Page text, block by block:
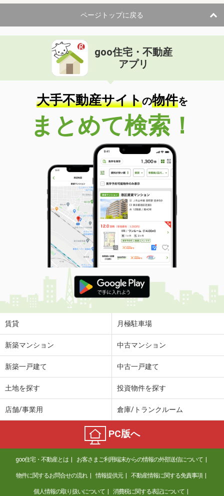
専有面積 23.04m²
間取り
ワンルーム
埼玉県さいたま市北区本郷町
価 格
住 所
埼玉県さいたま市北区本郷町
専有面積 62.1m²
間取り
2LDK
埼玉県所沢市和ケ原３
価 格
8.30万円
埼玉県所沢市和ケ原３
26.5m²
間取り
ワンルーム
埼玉県さいたま市北区本郷町
価 格
9.70万円
住 所
埼玉県さいたま市北区本郷町
専有面積 62.1m²
間取り
2LDK
埼玉県越谷市大字大林
価 格
7.90万円
住 所
埼玉県越谷市大字大林
専有面積
埼玉県さいたま市南区太田窪５丁目
8.70万円
埼玉県さいたま市浦和区領家６
8.50万円
住 所
埼玉県さいたま市浦和区領家６
専有面積 21.2m²
間取り
1K
埼玉県川口市飯原町
ページトップに戻る
goo住宅・不動産
アプリ
大手不動産サイトの物件を
まとめて検索！
賃貸 月極駐車場
新築マンション 中古マンション
新築一戸建て 中古一戸建て
土地を探す 投資物件を探す
店舗/事業用 倉庫/トランクルーム
PC版へ
goo住宅・不動産とは お客さまご利用端末からの情報の外部送信について
物件に関するお問合せの流れ 情報提供元 不動産情報に関する免責事項
個人情報の取り扱いについて 消費税に関する表記について